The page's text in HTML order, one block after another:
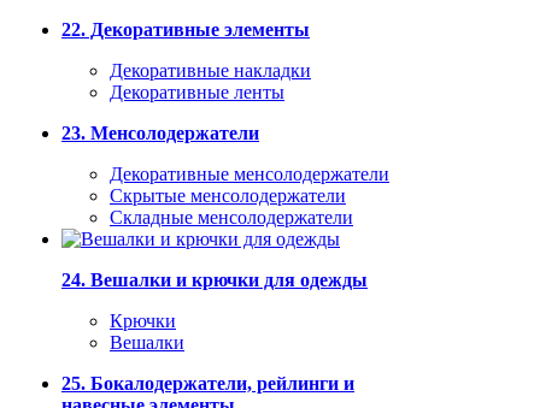
22. Декоративные элементы
Декоративные накладки
Декоративные ленты
23. Менсолодержатели
Декоративные менсолодержатели
Скрытые менсолодержатели
Складные менсолодержатели
24. Вешалки и крючки для одежды
Крючки
Вешалки
25. Бокалодержатели, рейлинги и